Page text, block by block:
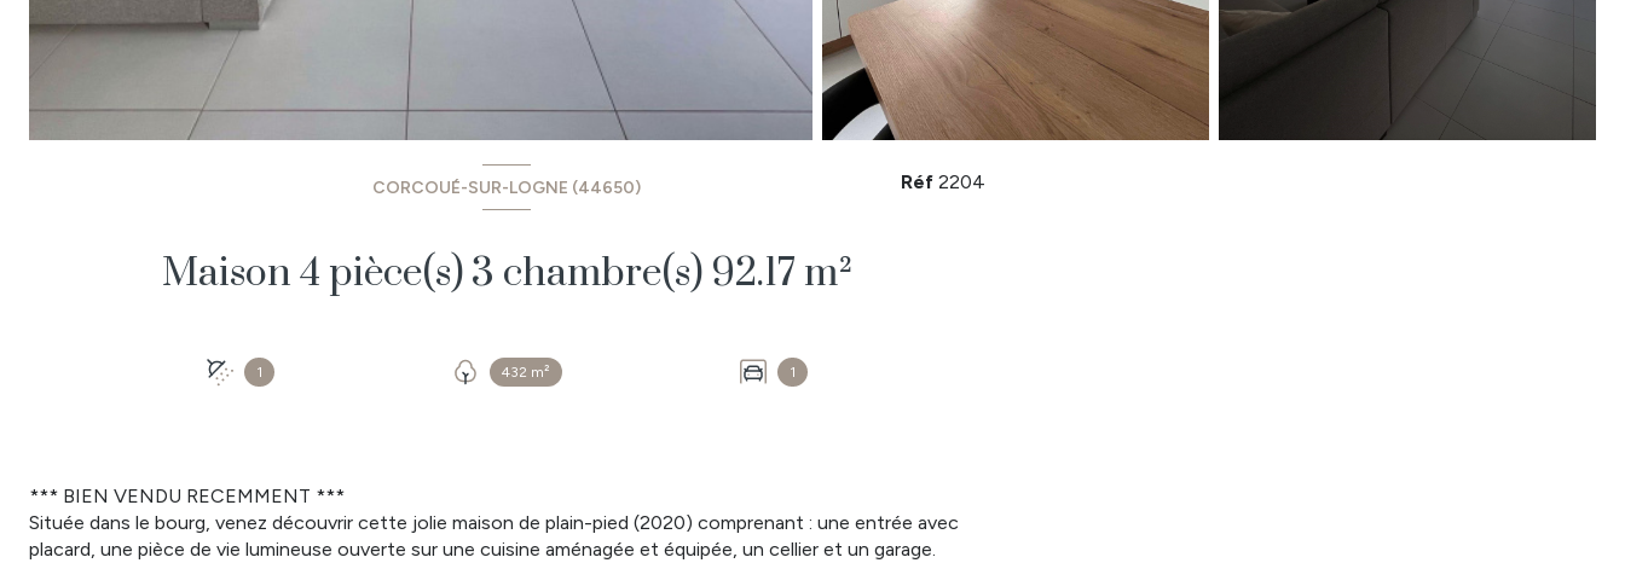
CORCOUÉ-SUR-LOGNE (44650)
Maison 4 pièce(s) 3 chambre(s) 92.17 m²
1 432 m² 1
Réf 2204
*** BIEN VENDU RECEMMENT ***
Située dans le bourg, venez découvrir cette jolie maison de plain-pied (2020) comprenant : une entrée avec
placard, une pièce de vie lumineuse ouverte sur une cuisine aménagée et équipée, un cellier et un garage.